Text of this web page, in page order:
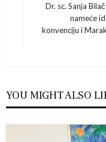
objava
Next
Dr. sc. Sanja
nameće
konvenciju i
YOU MIGHT ALSO